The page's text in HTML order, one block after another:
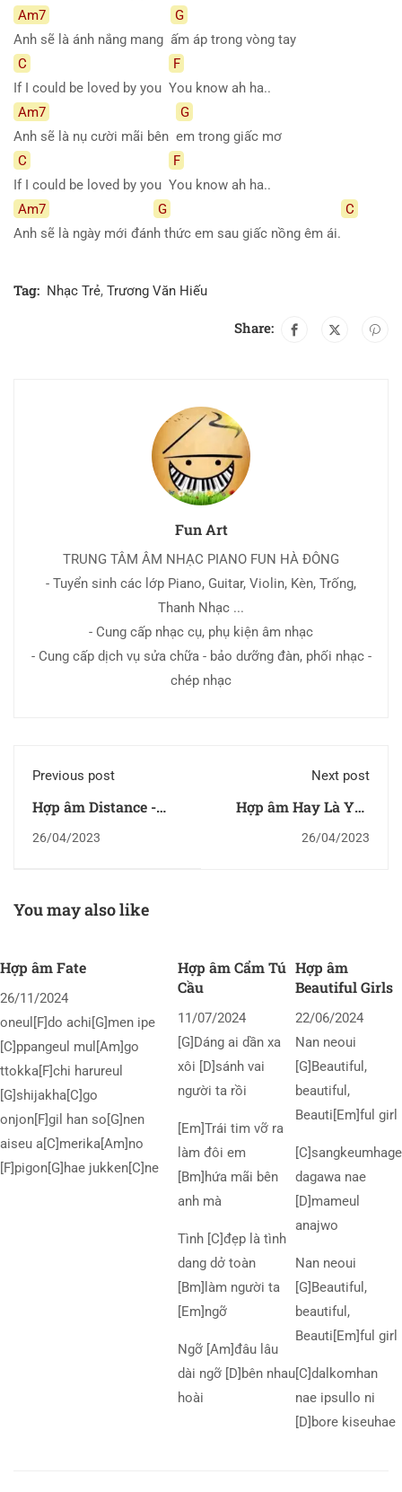
Am7
Anh sẽ là ánh nắng mang
G
ấm áp trong vòng tay
C
If I could be loved by you
F
You know ah ha..
Am7
Anh sẽ là nụ cười mãi bên
G
em trong giấc mơ
C
If I could be loved by you
F
You know ah ha..
Am7
Anh sẽ là ngày mới đán
G
h thức em sau giấc nồng êm ái.
C
Tag: Nhạc Trẻ, Trương Văn Hiếu
Share:
Fun Art
TRUNG TÂM ÂM NHẠC PIANO FUN HÀ ĐÔNG
- Tuyển sinh các lớp Piano, Guitar, Violin, Kèn, Trống,
Thanh Nhạc ...
- Cung cấp nhạc cụ, phụ kiện âm nhạc
- Cung cấp dịch vụ sửa chữa - bảo dưỡng đàn, phối nhạc -
chép nhạc
Previous post
Hợp âm Distance -
26/04/2023
Next post
Hợp âm Hay Là Yêu
26/04/2023
You may also like
Hợp âm Fate
26/11/2024
oneul[F]do achi[G]men ipe
[C]ppangeul mul[Am]go
ttokka[F]chi harureul
[G]shijakha[C]go
onjon[F]gil han so[G]nen
aiseu a[C]merika[Am]no
[F]pigon[G]hae jukken[C]ne
Hợp âm Cẩm Tú
Cầu
11/07/2024
[G]Dáng ai dần xa
xôi [D]sánh vai
người ta rồi
[Em]Trái tim vỡ ra
làm đôi em
[Bm]hứa mãi bên
anh mà
Tình [C]đẹp là tình
dang dở toàn
[Bm]làm người ta
[Em]ngỡ
Ngỡ [Am]đâu lâu
dài ngỡ [D]bên nhau
hoài
Hợp âm
Beautiful Girls
22/06/2024
Nan neoui
[G]Beautiful,
beautiful,
Beauti[Em]ful girl
[C]sangkeumhage
dagawa nae
[D]mameul
anajwo
Nan neoui
[G]Beautiful,
beautiful,
Beauti[Em]ful girl
[C]dalkomhan
nae ipsullo ni
[D]bore kiseuhae